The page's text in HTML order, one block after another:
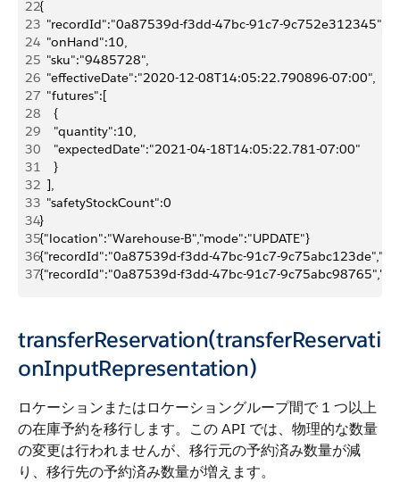
22{
23
  "recordId":"0a87539d-f3dd-47bc-91c7-9c752e312345",
24
  "onHand":10,
25
  "sku":"9485728",
26
  "effectiveDate":"2020-12-08T14:05:22.790896-07:00",
27
  "futures":[
28
    {
29
    "quantity":10,
30
    "expectedDate":"2021-04-18T14:05:22.781-07:00"
31
    }
32
  ],
33
  "safetyStockCount":0
34}
35{"location":"Warehouse-B","mode":"UPDATE"}
36{"recordId":"0a87539d-f3dd-47bc-91c7-
37{"recordId":"0a87539d-f3dd-47bc-91c7-
transferReservation(transferReservati
onInputRepresentation)
ロケーションまたはロケーショングループ間で 1 つ以上
の在庫予約を移行します。この API では、物理的な数量
の変更は行われませんが、移行元の予約済み数量が減
り、移行先の予約済み数量が増えます。